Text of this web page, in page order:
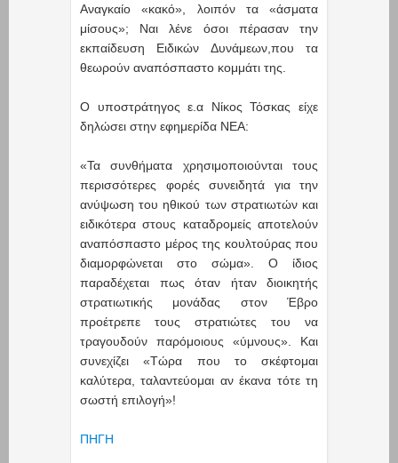
Αναγκαίο «κακό», λοιπόν τα «άσματα
μίσους»; Ναι λένε όσοι πέρασαν την
εκπαίδευση Ειδικών Δυνάμεων,που τα
θεωρούν αναπόσπαστο κομμάτι της.
Ο υποστράτηγος ε.α Νίκος Τόσκας είχε
δηλώσει στην εφημερίδα ΝΕΑ:
«Τα συνθήματα χρησιμοποιούνται τους
περισσότερες φορές συνειδητά για την
ανύψωση του ηθικού των στρατιωτών και
ειδικότερα στους καταδρομείς αποτελούν
αναπόσπαστο μέρος της κουλτούρας που
διαμορφώνεται στο σώμα». Ο ίδιος
παραδέχεται πως όταν ήταν διοικητής
στρατιωτικής μονάδας στον Έβρο
προέτρεπε τους στρατιώτες του να
τραγουδούν παρόμοιους «ύμνους». Και
συνεχίζει «Τώρα που το σκέφτομαι
καλύτερα, ταλαντεύομαι αν έκανα τότε τη
σωστή επιλογή»!
ΠΗΓΗ